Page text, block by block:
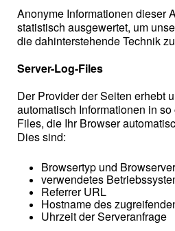
Anonyme Informationen dieser
statistisch ausgewertet, um
die dahinterstehende Technik
Server-Log-Files
Der Provider der Seiten erhebt
automatisch Informationen in
Files, die Ihr Browser
Dies sind:
Browsertyp und
verwendetes
Referrer URL
Hostname des
Uhrzeit der Serveranfrage